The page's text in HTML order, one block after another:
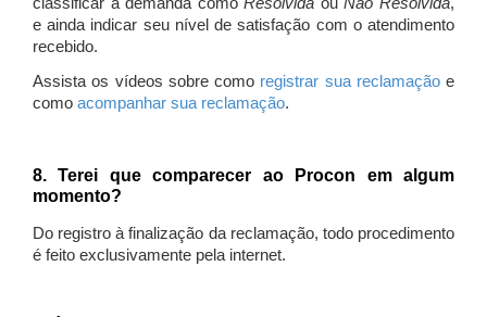
classificar a demanda comoResolvida ouNão Resolvida,
e ainda indicar seu nível de satisfação com o atendimento
recebido.
Assista os vídeos sobre como registrar sua reclamaçãoe
como acompanhar sua reclamação.
8. Terei que comparecer ao Procon em algum
momento?
Do registro à finalização da reclamação, todo procedimento
é feito exclusivamente pela internet.